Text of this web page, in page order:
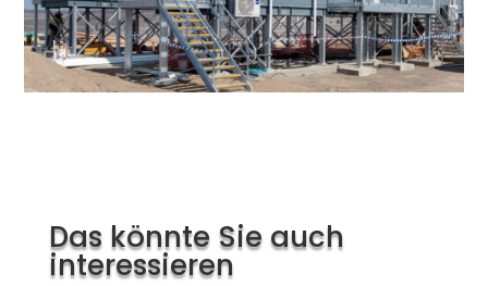
Das könnte Sie auch
interessieren